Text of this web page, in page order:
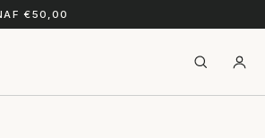
€50,00